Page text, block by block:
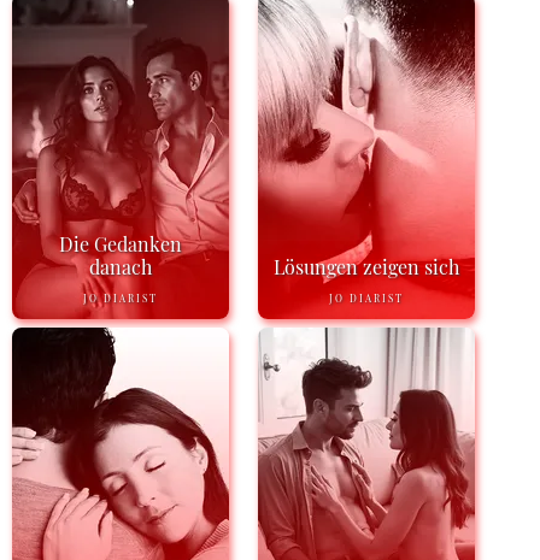
Die Gedanken
danach
JO DIARIST
Lösungen zeigen sich
JO DIARIST